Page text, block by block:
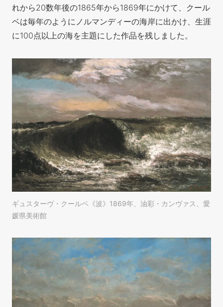
れから20数年後の1865年から1869年にかけて、クール
ベは毎年のようにノルマンディーの海岸に出かけ、生涯
に100点以上の海を主題にした作品を残しました。
ギュスターヴ・クールベ《波》1869年、油彩・カンヴァス、愛
媛県美術館